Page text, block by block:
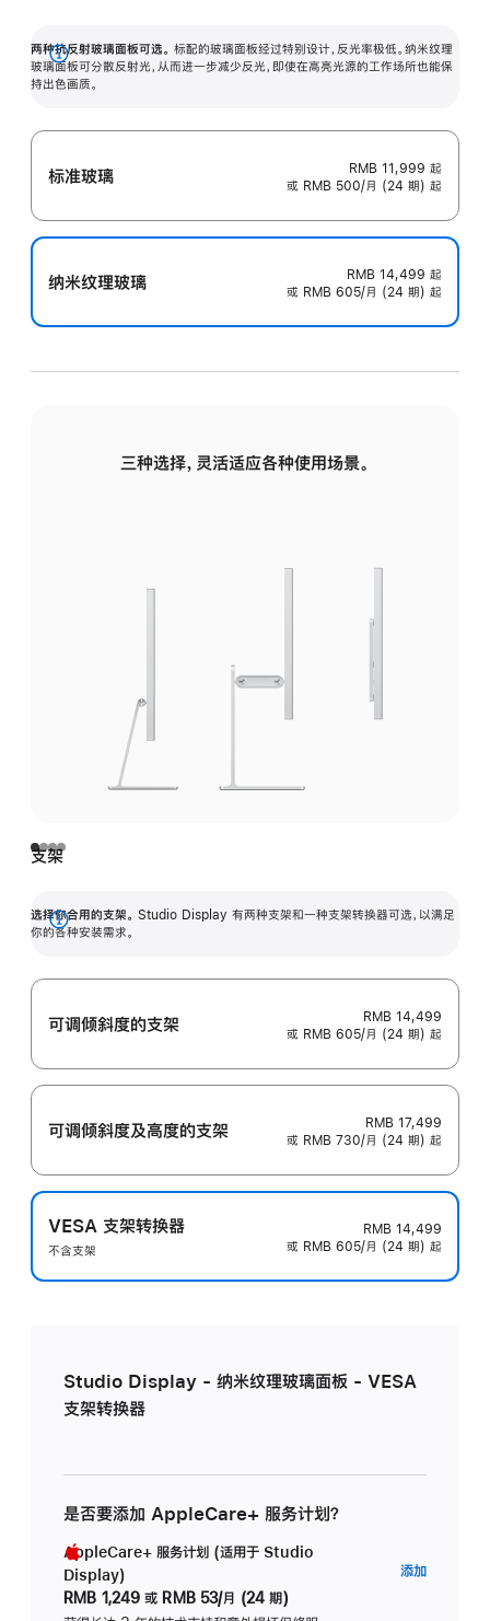
两种抗反射玻璃面板可选。 标配的玻璃面板经过特别设计，反光率极低。纳米纹理
玻璃面板可分散反射光，从而进一步减少反光，即使在高亮光源的工作场所也能保
持出色画质。
展
开
标准玻璃 RMB 11,999 起
或 RMB 500/月 (24 期) 起
纳米纹理玻璃 RMB 14,499 起
或 RMB 605/月 (24 期) 起
三种选择，灵活适应各种使用场景。
支架
选择你合用的支架。 Studio Display 有两种支架和一种支架转换器可选，以满足
你的各种安装需求。
展
可调倾斜度的支架
RMB 14,499
或 RMB 605/月 (24 期) 起
可调倾斜度及高‍度的支‍架
RMB 17,499
或 RMB 730/月 (24 期) 起
VESA 支架转换器
不含支架
RMB 14,499
或 RMB 605/月 (24 期) 起
Studio Display - 纳米纹理玻璃面板 - VESA
支架转换器
是否要添加 AppleCare+ 服务计划？
AppleCare+ 服务计划 (适用于 Studio
Display)
RMB 1,249 或 RMB 53/月 (24 期)
添加